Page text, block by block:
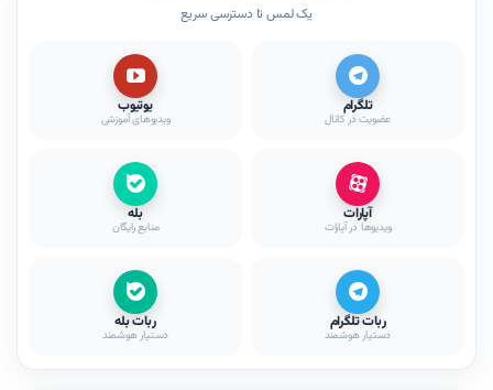
یک لمس تا دسترسی سریع
تلگرام
عضویت در کانال
یوتیوب
ویدیوهای آموزشی
آپارات
ویدیوها در آپارات
بله
منابع رایگان
ربات تلگرام
دستیار هوشمند
ربات بله
دستیار هوشمند